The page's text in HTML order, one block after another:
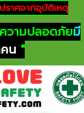
ปราศจากอุบัติเหตุ
ความปลอดภัยมี
น "